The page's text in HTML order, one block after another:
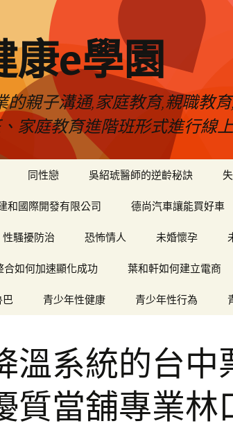
康e學園
的親子溝通,家庭教育,親職教
家庭教育進階班形式進行線
同性戀 吳紹琥醫師的逆齡秘訣
和國際開發有限公司 德尚汽車讓能買好車
性騷擾防治 恐怖情人 未婚懷孕
如何加速顯化成功 葉和軒如何建立電商
巴 青少年性健康 青少年性行為
溫系統的台中
質當舖專業林